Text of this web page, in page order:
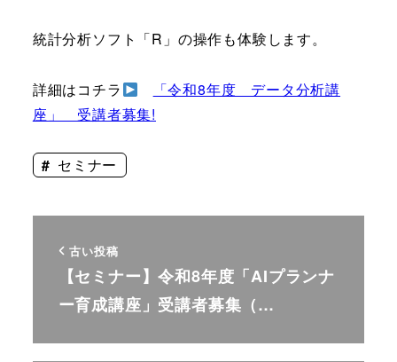
統計分析ソフト「R」の操作も体験します。
詳細はコチラ
「令和8年度 データ分析講
座」 受講者募集!
セミナー
古い投稿
【セミナー】令和8年度「AIプランナ
ー育成講座」受講者募集（…